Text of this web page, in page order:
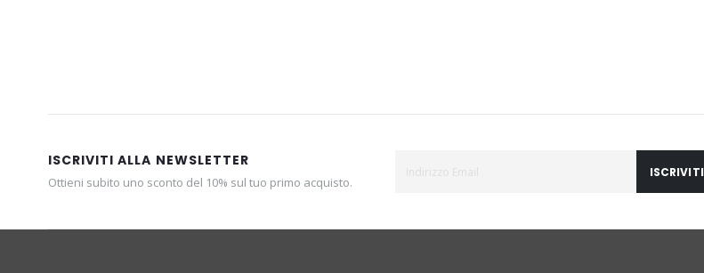
ISCRIVITI ALLA NEWSLETTER
Ottieni subito uno sconto del 10% sul tuo primo acquisto.
ISCRIVITI